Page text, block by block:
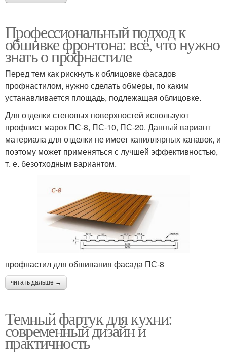
Профессиональный подход к
обшивке фронтона: всё, что нужно
знать о профнастиле
Перед тем как рискнуть к облицовке фасадов
профнастилом, нужно сделать обмеры, по каким
устанавливается площадь, подлежащая облицовке.
Для отделки стеновых поверхностей используют
профлист марок ПС-8, ПС-10, ПС-20. Данный вариант
материала для отделки не имеет капиллярных канавок, и
поэтому может применяться с лучшей эффективностью,
т. е. безотходным вариантом.
профнастил для обшивания фасада ПС-8
читать дальше →
Темный фартук для кухни:
современный дизайн и
практичность